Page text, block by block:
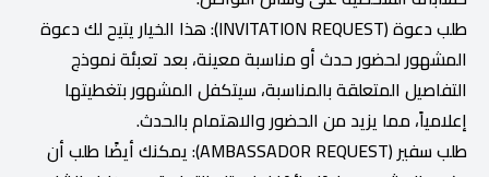
طلب دعوة (INVITATION REQUEST): هذا الخيار يتيح لك دعوة
المشهور لحضور حدث أو مناسبة معينة، بعد تعبئة نموذج
التفاصيل المتعلقة بالمناسبة، سيتكفل المشهور بتغطيتها
إعلامياً، مما يزيد من الحضور والاهتمام بالحدث.
طلب سفير (AMBASSADOR REQUEST): يمكنك أيضًا طلب أن